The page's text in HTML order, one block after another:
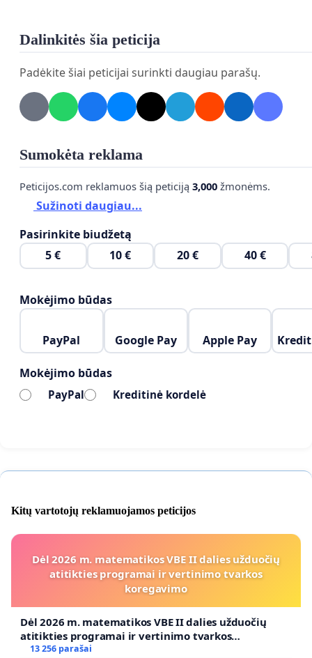
Dalinkitės šia peticija
Padėkite šiai peticijai surinkti daugiau parašų.
Sumokėta reklama
Peticijos.com reklamuos šią peticiją 3,000 žmonėms.
Sužinoti daugiau...
Pasirinkite biudžetą
5 €
10 € 20 € 40 €
Mokėjimo būdas
PayPal Google Pay Apple Pay
Mokėjimo būdas
PayPal Kreditinė kordelė
Kitų vartotojų reklamuojamos peticijos
Dėl 2026 m. matematikos VBE II dalies užduočių
atitikties programai ir vertinimo tvarkos
koregavimo
Dėl 2026 m. matematikos VBE II dalies užduočių
atitikties programai ir vertinimo tvarkos
koregavimo
13 256 parašai